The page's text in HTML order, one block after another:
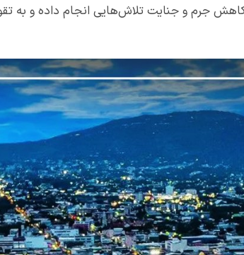
جرم و جنایت تلاش‌هایی انجام داده و به